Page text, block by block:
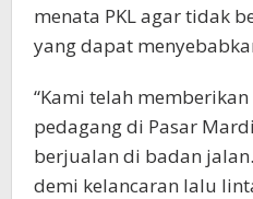
menata PKL agar tidak
yang dapat
“Kami telah
pedagang di Pasar
berjualan di badan
demi kelancaran lalu